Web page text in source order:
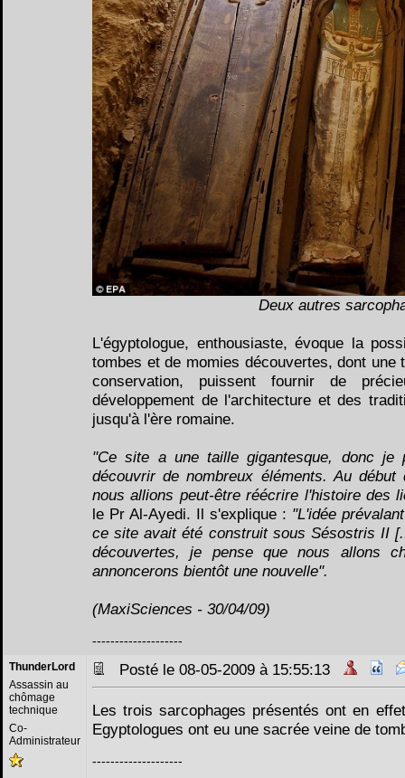
Deux autres
L'égyptologue, enthousiaste, évoque la
tombes et de momies découvertes, dont une
conservation, puissent fournir de
développement de l'architecture et des
jusqu'à l'ère romaine.
"Ce site a une taille gigantesque, donc je
découvrir de nombreux éléments. Au
nous allions peut-être réécrire l'histoire des
le Pr Al-Ayedi. Il s'explique : "L'idée
ce site avait été construit sous Sésostris II
découvertes, je pense que nous allons
annoncerons bientôt une nouvelle".
(MaxiSciences - 30/04/09)
--------------------
ThunderLord
Assassin au
chômage
technique
Co-
Administrateur
Posté le 08-05-2009 à 15:55:13
Les trois sarcophages présentés ont en
Egyptologues ont eu une sacrée veine de
--------------------